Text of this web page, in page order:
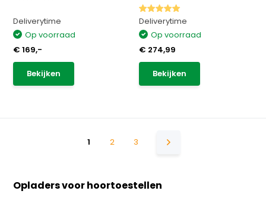
Deliverytime
Op voorraad
€ 169,-
Bekijken
Deliverytime
Op voorraad
€ 274,99
Bekijken
1 2 3
Opladers voor hoortoestellen